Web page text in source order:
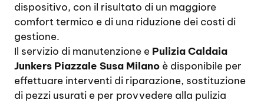
dispositivo, con il risultato di un maggiore
comfort termico e di una riduzione dei costi di
gestione.
Il servizio di manutenzione e Pulizia Caldaia
Junkers Piazzale Susa Milano è disponibile per
effettuare interventi di riparazione, sostituzione
di pezzi usurati e per provvedere alla pulizia